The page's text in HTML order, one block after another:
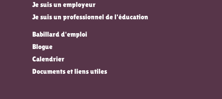
Je suis un employeur
Je suis un professionnel de l'éducation
Babillard d'emploi
Blogue
Calendrier
Documents et liens utiles